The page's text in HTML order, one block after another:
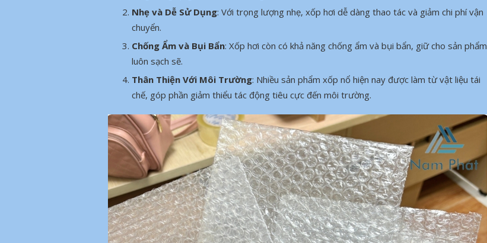
Nhẹ và Dễ Sử Dụng: Với trọng lượng nhẹ, xốp hơi dễ dàng thao tác và giảm chi phí vận
chuyển.
Chống Ẩm và Bụi Bẩn: Xốp hơi còn có khả năng chống ẩm và bụi bẩn, giữ cho sản phẩm
luôn sạch sẽ.
Thân Thiện Với Môi Trường: Nhiều sản phẩm xốp nổ hiện nay được làm từ vật liệu tái
chế, góp phần giảm thiểu tác động tiêu cực đến môi trường.